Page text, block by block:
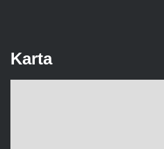
Karta